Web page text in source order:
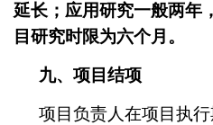
延长；应用研究一般两年
目研究时限为六个月。
九、项目结项
项目负责人在项目执